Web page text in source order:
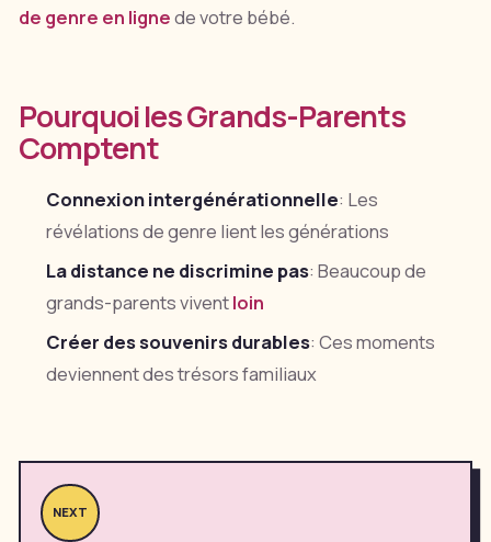
de genre en lignede votre bébé.
Pourquoi les Grands-Parents
Comptent
Connexion intergénérationnelle: Les
révélations de genre lient les générations
La distance ne discrimine pas: Beaucoup de
grands-parents viventloin
Créer des souvenirs durables: Ces moments
deviennent des trésors familiaux
NEXT